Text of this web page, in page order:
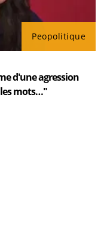
Peopolitique
d'une agression
les mots…"